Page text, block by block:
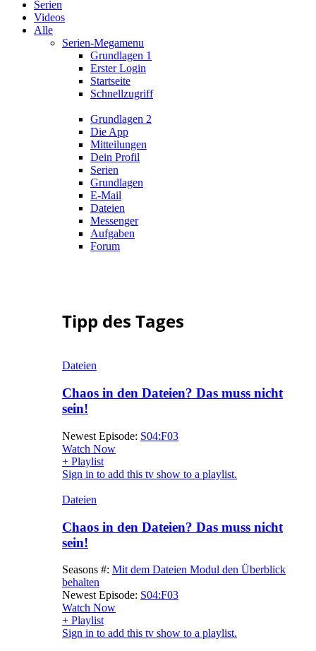
Serien
Videos
Alle
Serien-Megamenu
Grundlagen 1
Erster Login
Startseite
Schnellzugriff
Grundlagen 2
Die App
Mitteilungen
Dein Profil
Serien
Grundlagen
E-Mail
Dateien
Messenger
Aufgaben
Forum
Tipp des Tages
Dateien
Chaos in den Dateien? Das muss nicht
sein!
Newest Episode: S04:F03
Watch Now
+ Playlist
Sign in to add this tv show to a playlist.
Dateien
Chaos in den Dateien? Das muss nicht
sein!
Seasons #: Mit dem Dateien Modul den Überblick
behalten
Newest Episode: S04:F03
Watch Now
+ Playlist
Sign in to add this tv show to a playlist.